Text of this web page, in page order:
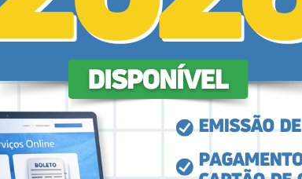
Eventos
CRP18-MT articula
conselhos
profissionais em
iniciativa inédita para
ampliar ações
integradas em Saúde
e Segurança do
Trabalho